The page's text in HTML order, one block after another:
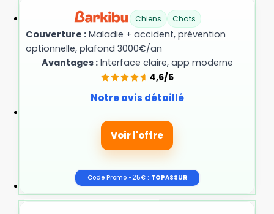
Assurance
NAC
Meilleure
assurance lapin
Meilleure
assurance NAC
Chiens Chats
Couverture : Maladie + accident, prévention
optionnelle, plafond 3000€/an
Avantages :Interface claire, app moderne
4,6/5
Notre avis détaillé
Voir l'offre
Code Promo -25€ : TOPASSUR